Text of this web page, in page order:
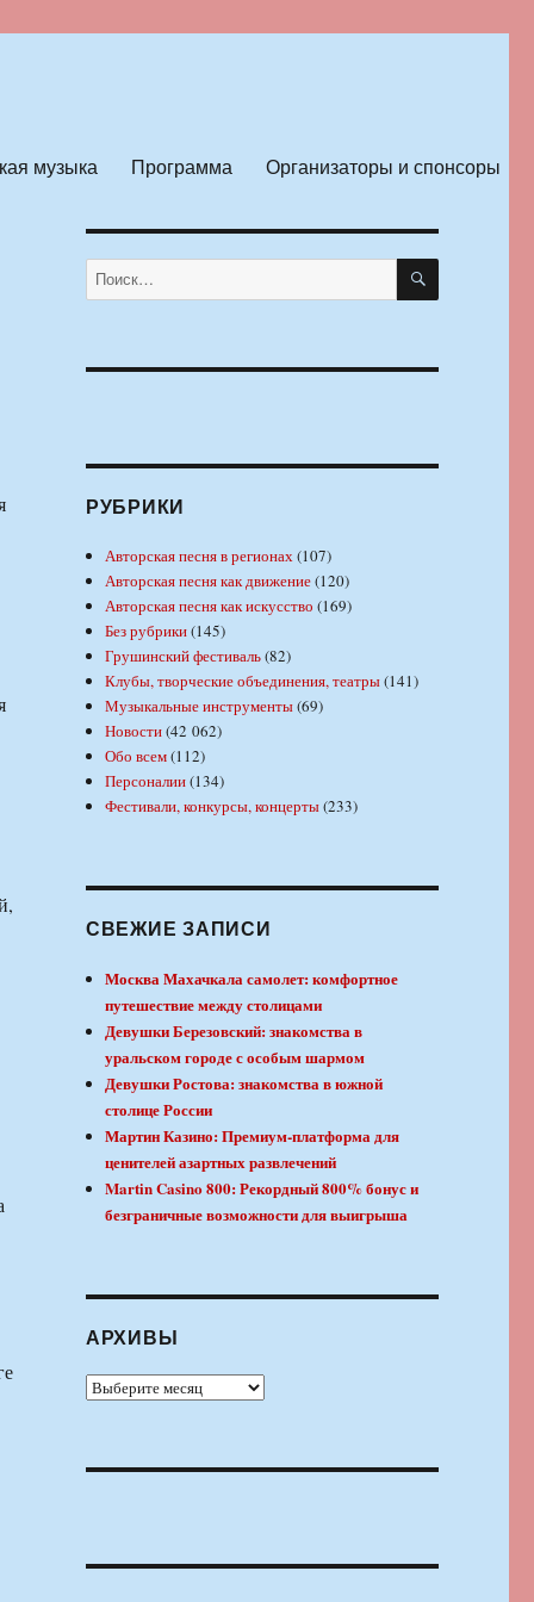
музыка Программа Организаторы и спонсоры
Искать: ПОИСК
РУБРИКИ
Авторская песня в регионах(107)
Авторская песня как движение(120)
Авторская песня как искусство (169)
Без рубрики(145)
Грушинский фестиваль(82)
Клубы, творческие объединения, театры(141)
Музыкальные инструменты(69)
Новости(42 062)
Обо всем(112)
Персоналии(134)
Фестивали, конкурсы, концерты(233)
СВЕЖИЕ ЗАПИСИ
Москва Махачкала самолет: комфортное
путешествие между столицами
Девушки Березовский: знакомства в
уральском городе с особым шармом
Девушки Ростова: знакомства в южной
столице России
Мартин Казино: Премиум-платформа для
ценителей азартных развлечений
Martin Casino 800: Рекордный 800% бонус и
безграничные возможности для выигрыша
АРХИВЫ
Архивы